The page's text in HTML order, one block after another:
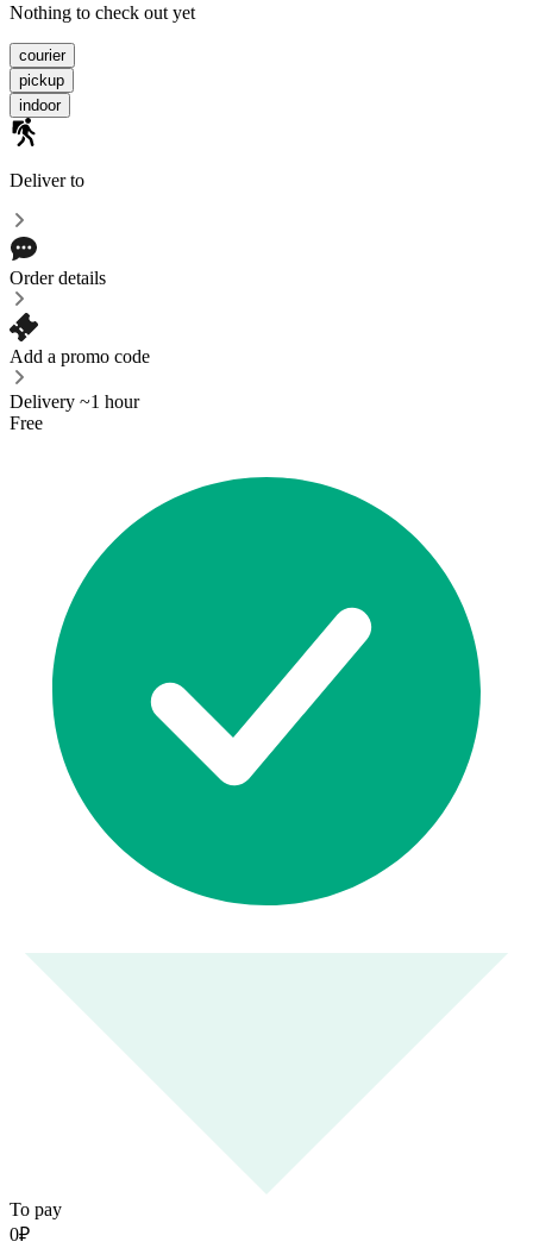
Nothing to check out yet
courier
pickup
indoor
Deliver to
Order details
Add a promo code
Delivery ~1 hour
Free
To pay
0₽